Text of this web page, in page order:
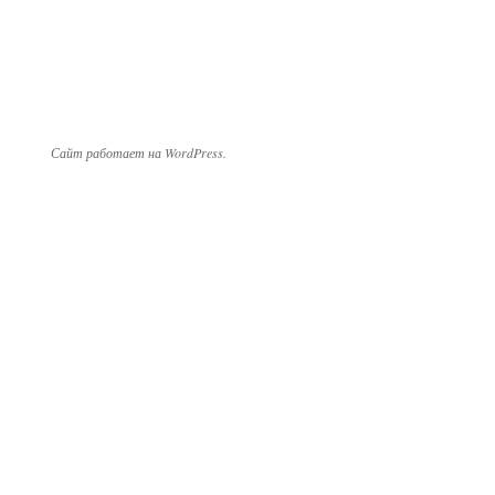
Сайт работает на WordPress.